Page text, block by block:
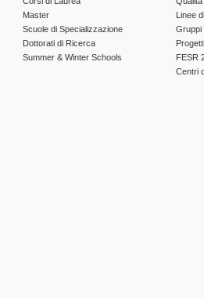
Master
Scuole di Specializzazione
Dottorati di Ricerca
Summer & Winter Schools
Linee
Gruppi
FESR
Centri